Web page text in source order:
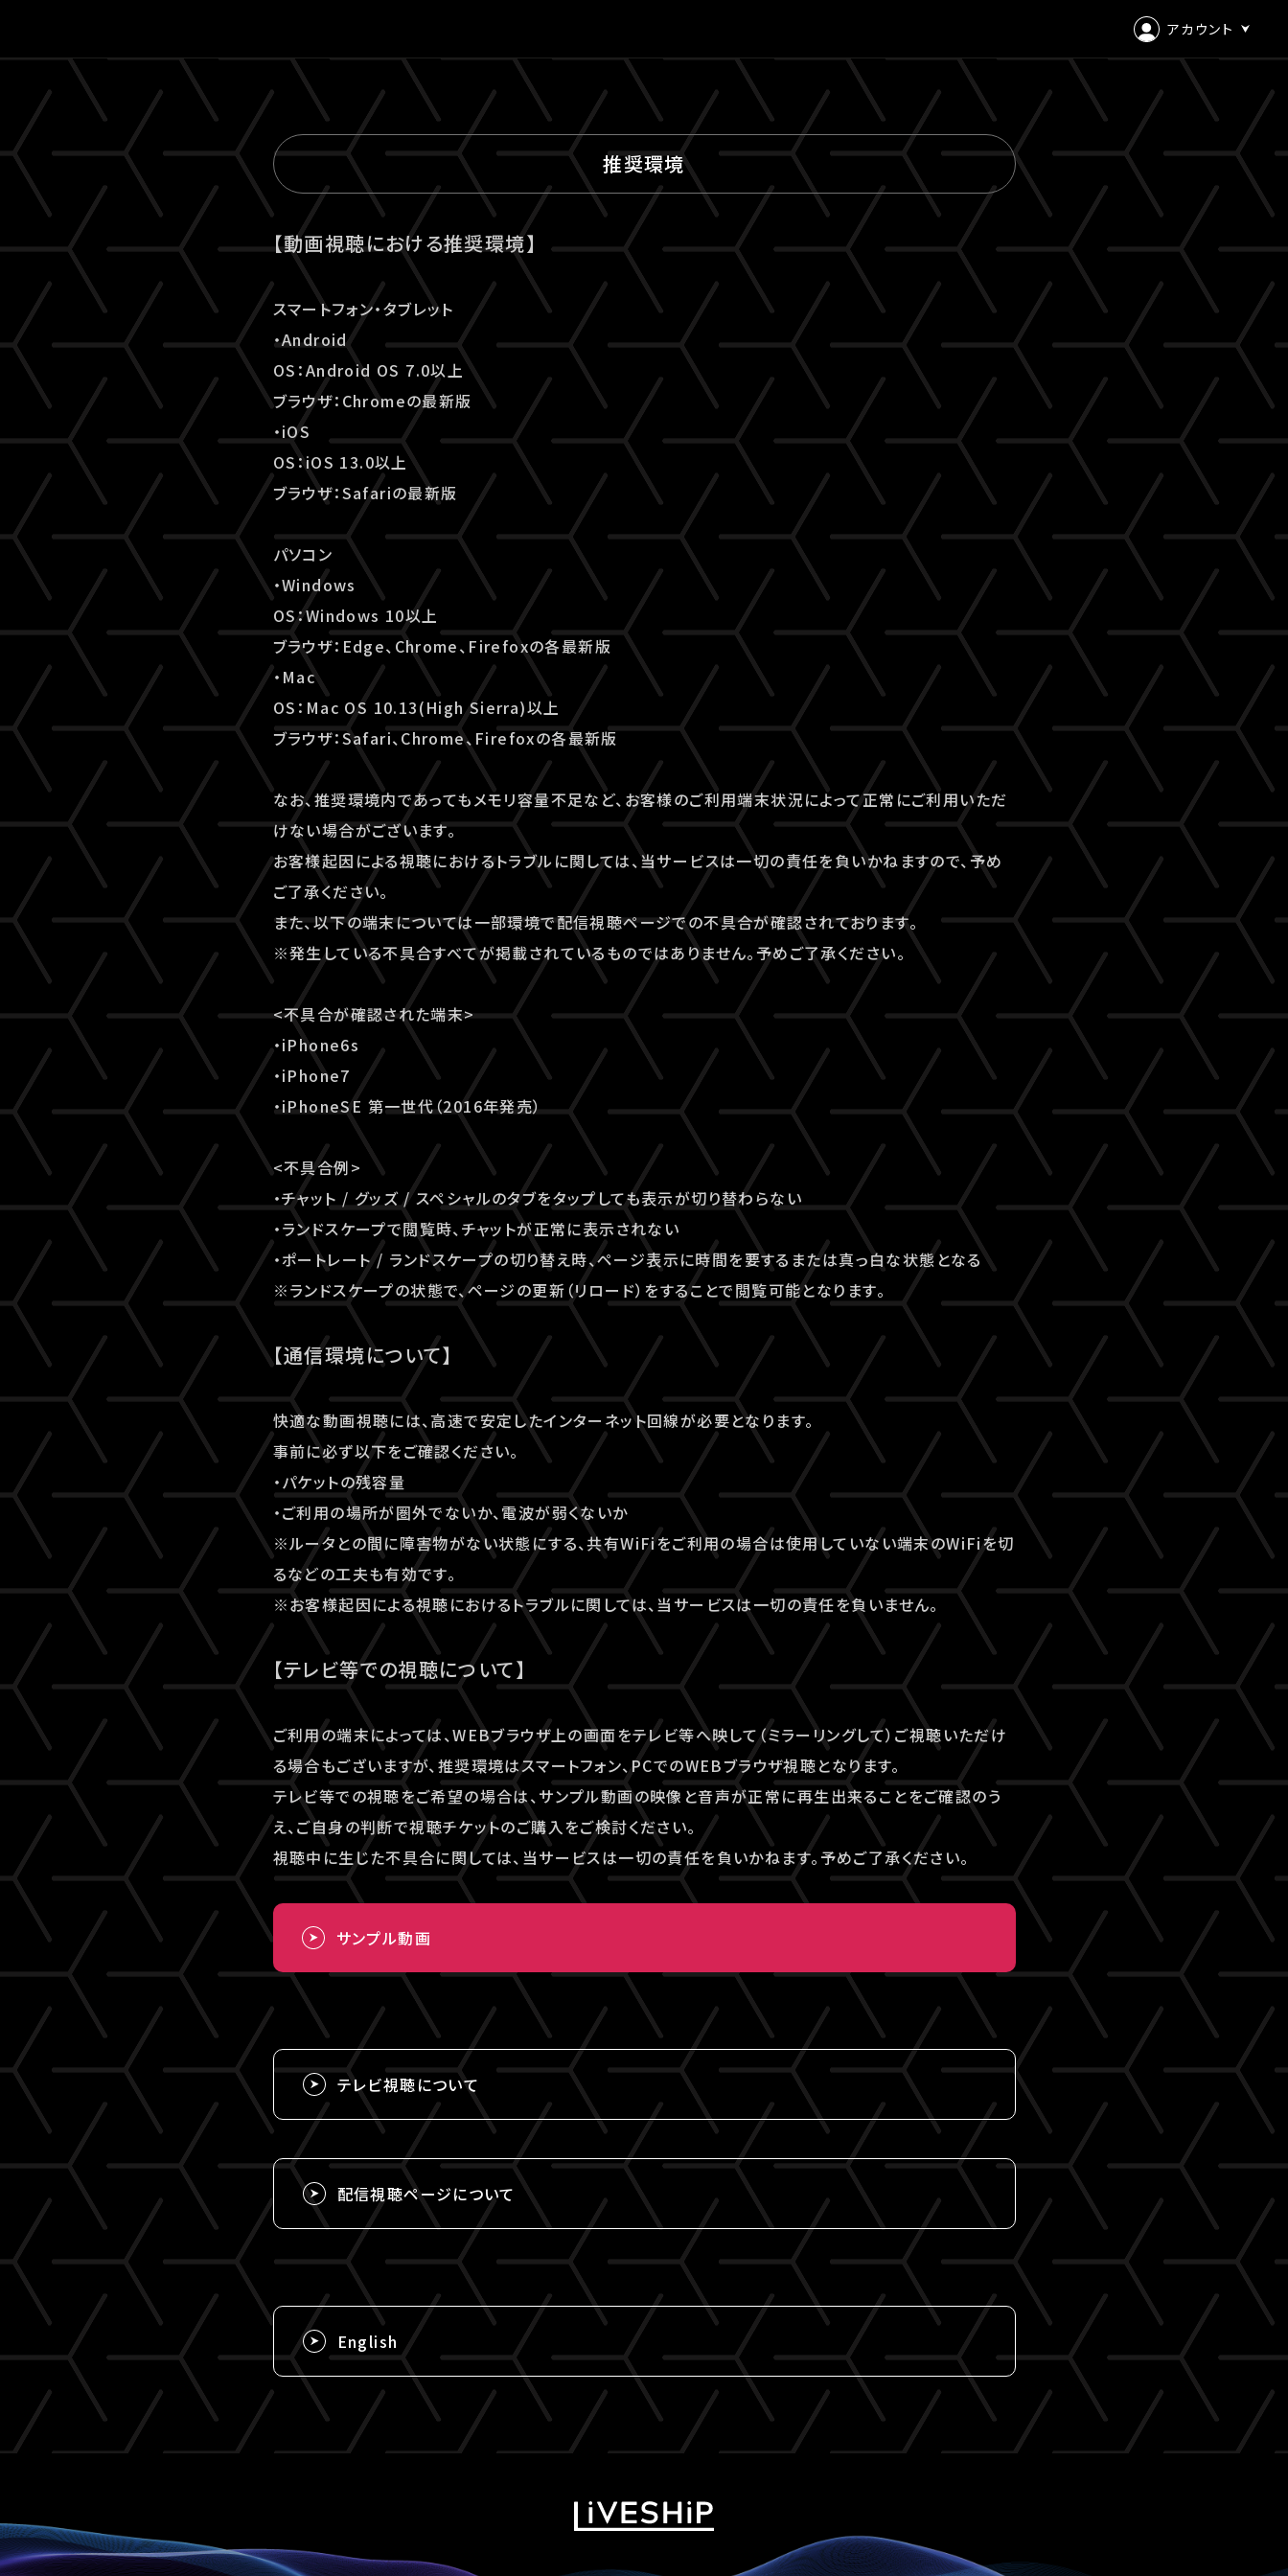
アカウント
ログイン
会員登録
推奨環境
【動画視聴における推奨環境】
スマートフォン・タブレット
・Android
OS：Android OS 7.0以上
ブラウザ：Chromeの最新版
・iOS
OS：iOS 13.0以上
ブラウザ：Safariの最新版
パソコン
・Windows
OS：Windows 10以上
ブラウザ：Edge、Chrome、Firefoxの各最新版
・Mac
OS：Mac OS 10.13(High Sierra)以上
ブラウザ：Safari、Chrome、Firefoxの各最新版
なお、推奨環境内であってもメモリ容量不足など、お客様のご利用端末状況によって正常にご利用いただ
けない場合がございます。
お客様起因による視聴におけるトラブルに関しては、当サービスは一切の責任を負いかねますので、予め
ご了承ください。
また、以下の端末については一部環境で配信視聴ページでの不具合が確認されております。
※発生している不具合すべてが掲載されているものではありません。予めご了承ください。
<不具合が確認された端末>
・iPhone6s
・iPhone7
・iPhoneSE 第一世代（2016年発売）
<不具合例>
・チャット / グッズ / スペシャルのタブをタップしても表示が切り替わらない
・ランドスケープで閲覧時、チャットが正常に表示されない
・ポートレート / ランドスケープの切り替え時、ページ表示に時間を要するまたは真っ白な状態となる
※ランドスケープの状態で、ページの更新（リロード）をすることで閲覧可能となります。
【通信環境について】
快適な動画視聴には、高速で安定したインターネット回線が必要となります。
事前に必ず以下をご確認ください。
・パケットの残容量
・ご利用の場所が圏外でないか、電波が弱くないか
※ルータとの間に障害物がない状態にする、共有WiFiをご利用の場合は使用していない端末のWiFiを切
るなどの工夫も有効です。
※お客様起因による視聴におけるトラブルに関しては、当サービスは一切の責任を負いません。
【テレビ等での視聴について】
ご利用の端末によっては、WEBブラウザ上の画面をテレビ等へ映して（ミラーリングして）ご視聴いただけ
る場合もございますが、推奨環境はスマートフォン、PCでのWEBブラウザ視聴となります。
テレビ等での視聴をご希望の場合は、サンプル動画の映像と音声が正常に再生出来ることをご確認のう
え、ご自身の判断で視聴チケットのご購入をご検討ください。
視聴中に生じた不具合に関しては、当サービスは一切の責任を負いかねます。予めご了承ください。
サンプル動画
テレビ視聴について
配信視聴ページについて
English